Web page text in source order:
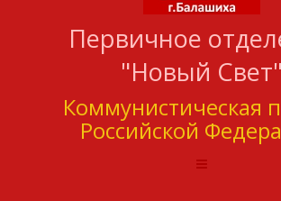
Первичное
"Новый Свет"
Коммунистическая
Российской